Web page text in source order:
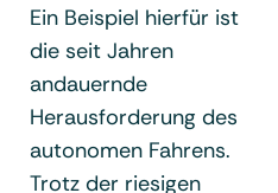
Ein Beispiel hierfür ist
die seit Jahren
andauernde
Herausforderung des
autonomen Fahrens.
Trotz der riesigen